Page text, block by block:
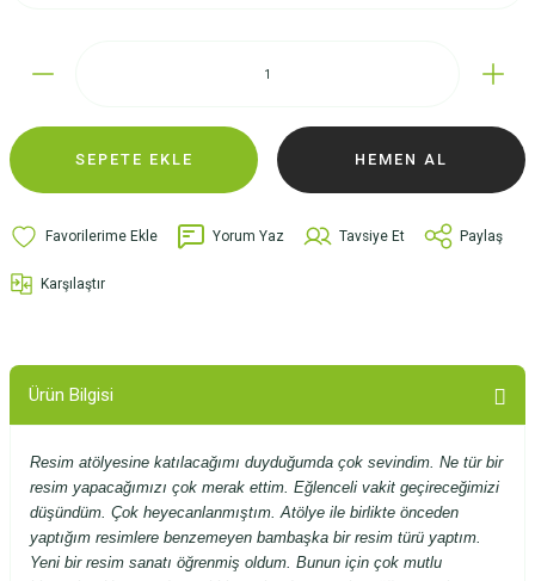
SEPETE EKLE HEMEN AL
Yorum Yaz Tavsiye Et Paylaş
Karşılaştır
Ürün Bilgisi
Resim atölyesine katılacağımı duyduğumda çok sevindim. Ne tür bir
resim yapacağımızı çok merak ettim. Eğlenceli vakit geçireceğimizi
düşündüm. Çok heyecanlanmıştım. Atölye ile birlikte önceden
yaptığım resimlere benzemeyen bambaşka bir resim türü yaptım.
Yeni bir resim sanatı öğrenmiş oldum. Bunun için çok mutlu